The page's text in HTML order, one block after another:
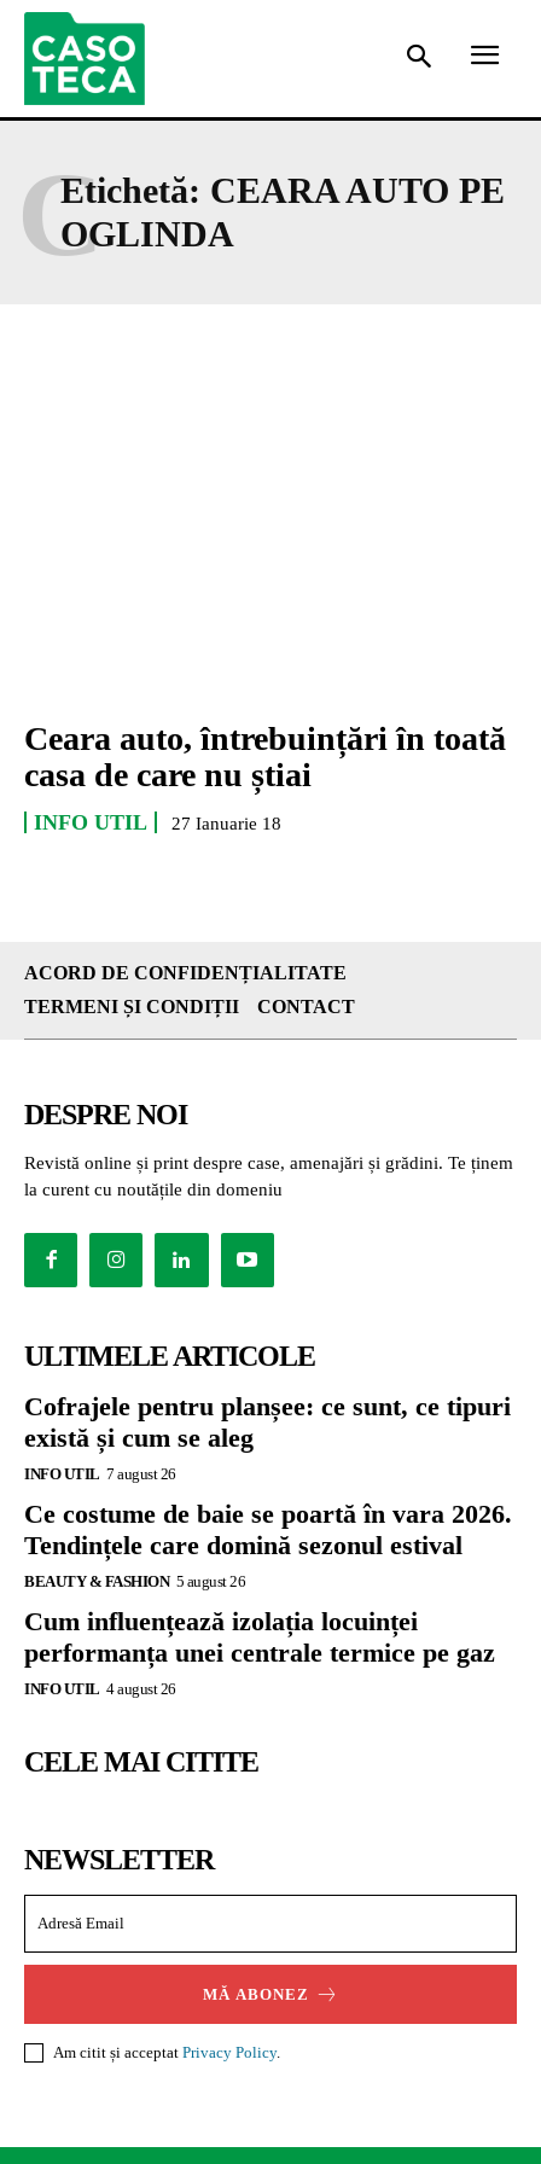
Etichetă: CEARA AUTO PE
OGLINDA
C
Ceara auto, întrebuințări în toată
casa de care nu știai
INFO UTIL 27 Ianuarie 18
ACORD DE CONFIDENȚIALITATE
TERMENI ȘI CONDIȚII
CONTACT
DESPRE NOI
Revistă online și print despre case, amenajări și grădini. Te ținem
la curent cu noutățile din domeniu
ULTIMELE ARTICOLE
Cofrajele pentru planșee: ce sunt, ce tipuri
există și cum se aleg
INFO UTIL 7 august 26
Ce costume de baie se poartă în vara 2026.
Tendințele care domină sezonul estival
BEAUTY & FASHION 5 august 26
Cum influențează izolația locuinței
performanța unei centrale termice pe gaz
INFO UTIL 4 august 26
CELE MAI CITITE
NEWSLETTER
MĂ ABONEZ
Am citit și acceptat Privacy Policy.